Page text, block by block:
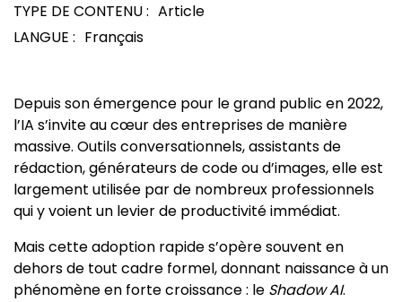
TYPE DE CONTENU : Article
LANGUE : Français
Depuis son émergence pour le grand public en 2022,
l’IA s’invite au cœur des entreprises de manière
massive. Outils conversationnels, assistants de
rédaction, générateurs de code ou d’images, elle est
largement utilisée par de nombreux professionnels
qui y voient un levier de productivité immédiat.
Mais cette adoption rapide s’opère souvent en
dehors de tout cadre formel, donnant naissance à un
phénomène en forte croissance : le Shadow AI.